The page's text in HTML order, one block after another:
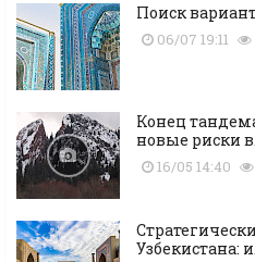
Поиск
06/07 19:11
Конец
новые риски
16/05 14:40
Узбекистана: